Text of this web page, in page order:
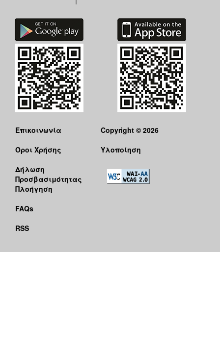
Επικοινωνία
Όροι Χρήσης
Δήλωση
Προσβασιμότητας
Πλοήγηση
FAQs
RSS
Copyright © 2026
Υλοποίηση